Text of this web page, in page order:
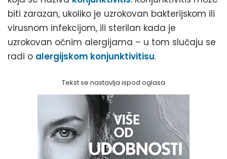
biti zarazan, ukoliko je uzrokovan bakterijskom ili
virusnom infekcijom, ili sterilan kada je
uzrokovan očnim alergijama – u tom slučaju se
radi o alergijskom konjunktivitisu.
Tekst se nastavlja ispod oglasa